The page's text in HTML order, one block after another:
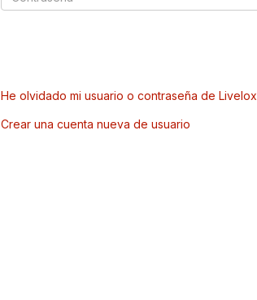
He olvidado mi usuario o contraseña de Livelox
Crear una cuenta nueva de usuario